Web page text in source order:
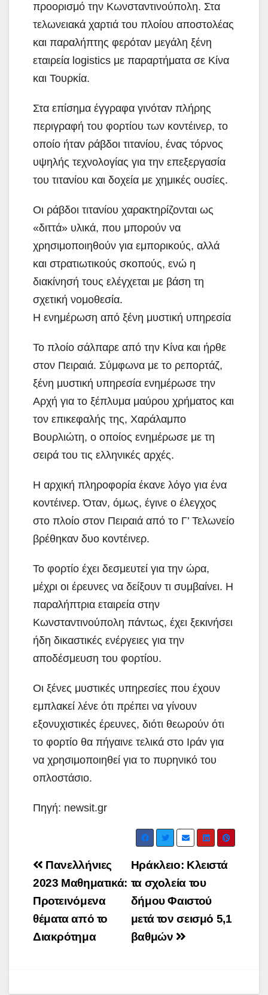
προορισμό την Κωνσταντινούπολη. Στα
τελωνειακά χαρτιά του πλοίου αποστολέας
και παραλήπτης φερόταν μεγάλη ξένη
εταιρεία logistics με παραρτήματα σε Κίνα
και Τουρκία.
Στα επίσημα έγγραφα γινόταν πλήρης
περιγραφή του φορτίου των κοντέινερ, το
οποίο ήταν ράβδοι τιτανίου, ένας τόρνος
υψηλής τεχνολογίας για την επεξεργασία
του τιτανίου και δοχεία με χημικές ουσίες.
Οι ράβδοι τιτανίου χαρακτηρίζονται ως
«διττά» υλικά, που μπορούν να
χρησιμοποιηθούν για εμπορικούς, αλλά
και στρατιωτικούς σκοπούς, ενώ η
διακίνησή τους ελέγχεται με βάση τη
σχετική νομοθεσία.
Η ενημέρωση από ξένη μυστική υπηρεσία
Το πλοίο σάλπαρε από την Κίνα και ήρθε
στον Πειραιά. Σύμφωνα με το ρεπορτάζ,
ξένη μυστική υπηρεσία ενημέρωσε την
Αρχή για το ξέπλυμα μαύρου χρήματος και
τον επικεφαλής της, Χαράλαμπο
Βουρλιώτη, ο οποίος ενημέρωσε με τη
σειρά του τις ελληνικές αρχές.
Η αρχική πληροφορία έκανε λόγο για ένα
κοντέινερ. Όταν, όμως, έγινε ο έλεγχος
στο πλοίο στον Πειραιά από το Γ’ Τελωνείο
βρέθηκαν δυο κοντέινερ.
Το φορτίο έχει δεσμευτεί για την ώρα,
μέχρι οι έρευνες να δείξουν τι συμβαίνει. Η
παραλήπτρια εταιρεία στην
Κωνσταντινούπολη πάντως, έχει ξεκινήσει
ήδη δικαστικές ενέργειες για την
αποδέσμευση του φορτίου.
Οι ξένες μυστικές υπηρεσίες που έχουν
εμπλακεί λένε ότι πρέπει να γίνουν
εξονυχιστικές έρευνες, διότι θεωρούν ότι
το φορτίο θα πήγαινε τελικά στο Ιράν για
να χρησιμοποιηθεί για το πυρηνικό του
οπλοστάσιο.
Πηγή: newsit.gr
Post
navigation
Ηράκλειο: Κλειστά
τα σχολεία του
δήμου Φαιστού
μετά τον σεισμό 5,1
βαθμών
Πανελλήνιες
2023 Μαθηματικά:
Προτεινόμενα
θέματα από το
Διακρότημα